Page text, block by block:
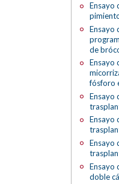
Ensayo
Ensayo
de
Ensayo
fósforo
Ensayo
Ensayo
Ensayo
Ensayo
doble